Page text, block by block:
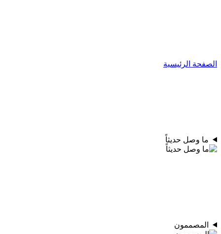
الصفحة الرئيسية
ما وصل حديثاً
المصممون